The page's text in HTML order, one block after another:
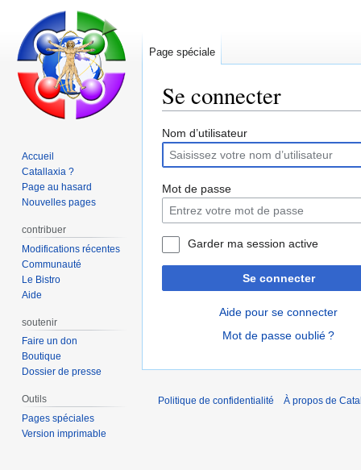
Se connecter
Aller
la
navigation
Aller
la
recherche
Nom d’utilisateur
Mot de passe
Garder ma session active
Se connecter
Aide pour se connecter
Mot de passe oublié ?
Page spéciale
Accueil
Catallaxia ?
Page au hasard
Nouvelles pages
contribuer
Modifications récentes
Communauté
Le Bistro
Aide
soutenir
Faire un don
Boutique
Dossier de presse
Outils
Pages spéciales
Version imprimable
Politique de confidentialité À propos de